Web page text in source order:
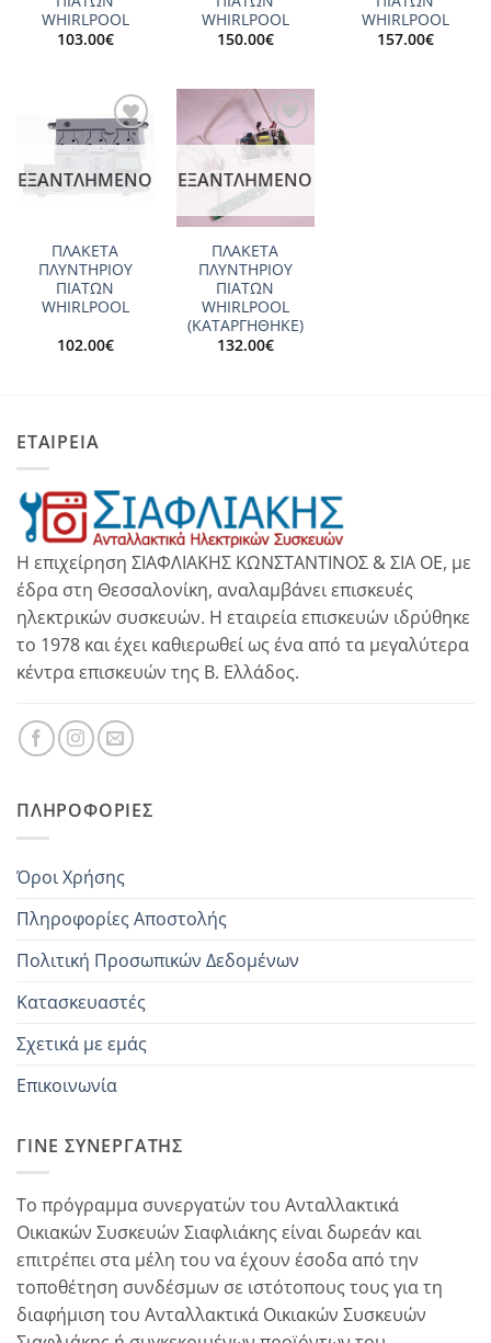
WHIRLPOOL
103.00€
WHIRLPOOL
150.00€
WHIRLPOOL
157.00€
Add to
ΕΞΑΝΤΛΗΜΈΝΟ
ΠΛΑΚΕΤΑ
ΠΛΥΝΤΗΡΙΟΥ
ΠΙΑΤΩΝ
WHIRLPOOL
102.00€
Add to
wishlist
ΕΞΑΝΤΛΗΜΈΝΟ
ΠΛΑΚΕΤΑ
ΠΛΥΝΤΗΡΙΟΥ
ΠΙΑΤΩΝ
WHIRLPOOL
(ΚΑΤΑΡΓΗΘΗΚΕ)
132.00€
ΕΤΑΙΡΕΙΑ
Η επιχείρηση ΣΙΑΦΛΙΑΚΗΣ ΚΩΝΣΤΑΝΤΙΝΟΣ & ΣΙΑ ΟΕ, με
έδρα στη Θεσσαλονίκη, αναλαμβάνει επισκευές
ηλεκτρικών συσκευών. Η εταιρεία επισκευών ιδρύθηκε
το 1978 και έχει καθιερωθεί ως ένα από τα μεγαλύτερα
κέντρα επισκευών της Β. Ελλάδος.
ΠΛΗΡΟΦΟΡΊΕΣ
Όροι Χρήσης
Πληροφορίες Αποστολής
Πολιτική Προσωπικών Δεδομένων
Κατασκευαστές
Σχετικά με εμάς
Επικοινωνία
ΓΊΝΕ ΣΥΝΕΡΓΆΤΗΣ
Το πρόγραμμα συνεργατών του Ανταλλακτικά
Οικιακών Συσκευών Σιαφλιάκης είναι δωρεάν και
επιτρέπει στα μέλη του να έχουν έσοδα από την
τοποθέτηση συνδέσμων σε ιστότοπους τους για τη
διαφήμιση του Ανταλλακτικά Οικιακών Συσκευών